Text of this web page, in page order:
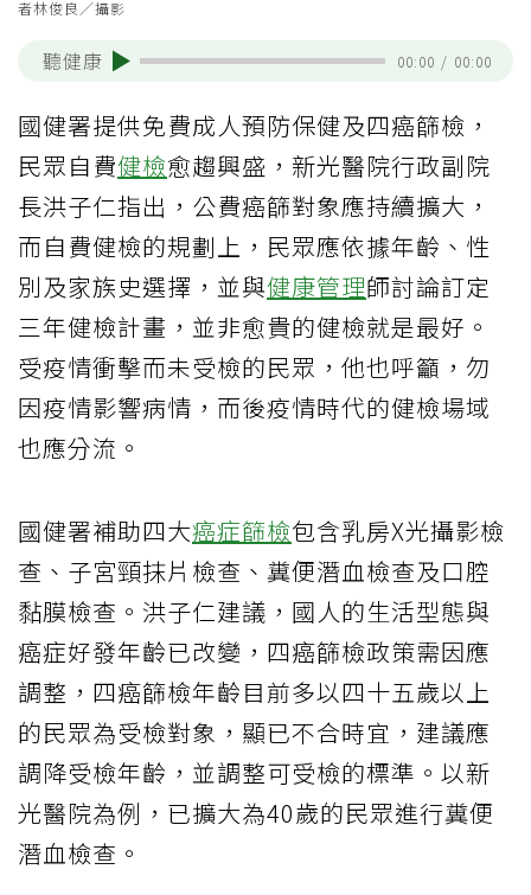
者林俊良／攝影
聽健康 00:00 / 00:00
國健署提供免費成人預防保健及四癌篩檢，
民眾自費健檢愈趨興盛，新光醫院行政副院
長洪子仁指出，公費癌篩對象應持續擴大，
而自費健檢的規劃上，民眾應依據年齡、性
別及家族史選擇，並與健康管理師討論訂定
三年健檢計畫，並非愈貴的健檢就是最好。
受疫情衝擊而未受檢的民眾，他也呼籲，勿
因疫情影響病情，而後疫情時代的健檢場域
也應分流。
國健署補助四大癌症篩檢包含乳房X光攝影檢
查、子宮頸抹片檢查、糞便潛血檢查及口腔
黏膜檢查。洪子仁建議，國人的生活型態與
癌症好發年齡已改變，四癌篩檢政策需因應
調整，四癌篩檢年齡目前多以四十五歲以上
的民眾為受檢對象，顯已不合時宜，建議應
調降受檢年齡，並調整可受檢的標準。以新
光醫院為例，已擴大為40歲的民眾進行糞便
潛血檢查。